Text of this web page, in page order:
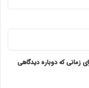
زمانی که دوباره دیدگاهی